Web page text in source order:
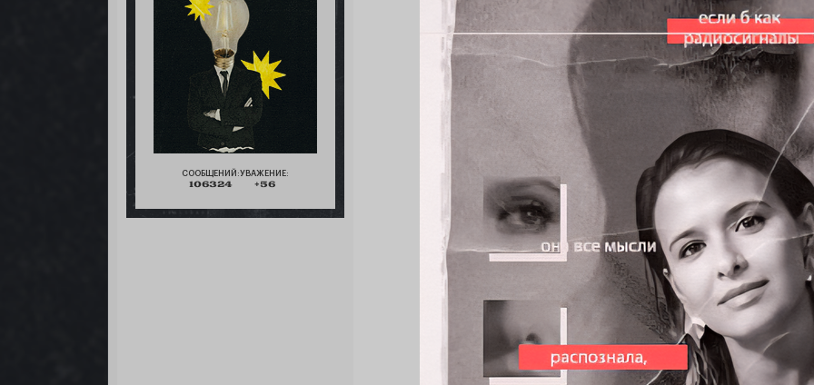
СООБЩЕНИЙ:
106324
УВАЖЕНИЕ:
+56